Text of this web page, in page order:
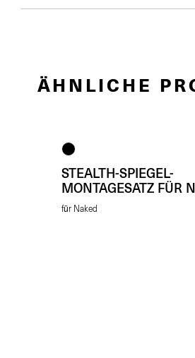
ÄHNLICHE
STEALTH-SPIEGEL-
MONTAGESATZ FÜR
für Naked